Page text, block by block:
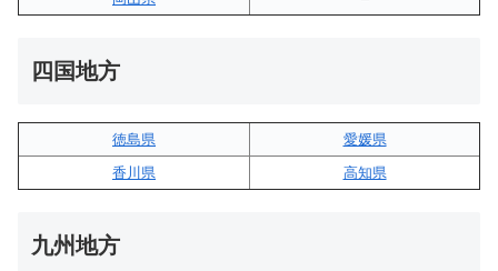
四国地方
徳島県
愛媛県
香川県
高知県
九州地方